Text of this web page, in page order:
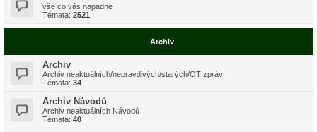
vše co vás napadne
Témata: 2521
Archiv
Archiv
Archiv neaktuálních/nepravdivých/starých/OT zpráv
Témata: 34
Archiv Návodů
Archiv neaktuálních Návodů
Témata: 40